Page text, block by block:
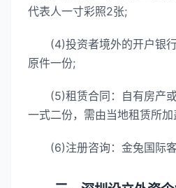
代表人一寸彩照2张;
(4)投资者境外的开户银行
原件一份;
(5)租赁合同：自有房产或
一式二份，需由当地租赁所加
(6)注册咨询：金兔国际客